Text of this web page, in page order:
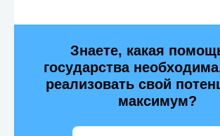
Знаете, какая
государства
реализовать свой
максимум?